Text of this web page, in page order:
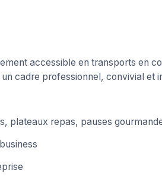
accessible en transports en
cadre professionnel, convivial et
plateaux repas, pauses